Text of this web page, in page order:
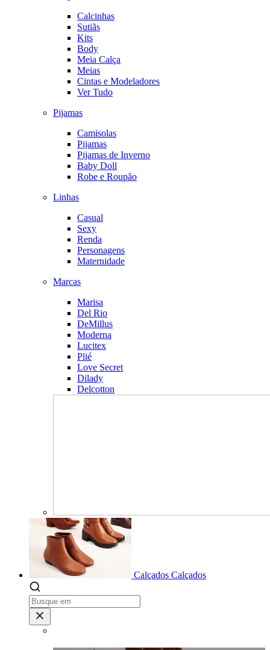
Calcinhas
Sutiãs
Kits
Body
Meia Calça
Meias
Cintas e Modeladores
Ver Tudo
Pijamas
Camisolas
Pijamas
Pijamas de Inverno
Baby Doll
Robe e Roupão
Linhas
Casual
Sexy
Renda
Personagens
Maternidade
Marcas
Marisa
Del Rio
DeMillus
Moderna
Lucitex
Plié
Love Secret
Dilady
Delcotton
Calçados Calçados